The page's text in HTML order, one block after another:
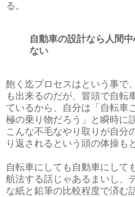
る。
自動車の設計なら人間
ない
飽く迄プロセスはという事で
も出来るのだが、冒頭で自転
ているから、自分は「自転車
極の乗り物だろう」と瞬時に
こんな不毛なやり取りが自分
り返されるという頭の体操も
自転車にしても自動車にして
航法する話じゃあるまいし、
な紙と鉛筆の比較程度で済む